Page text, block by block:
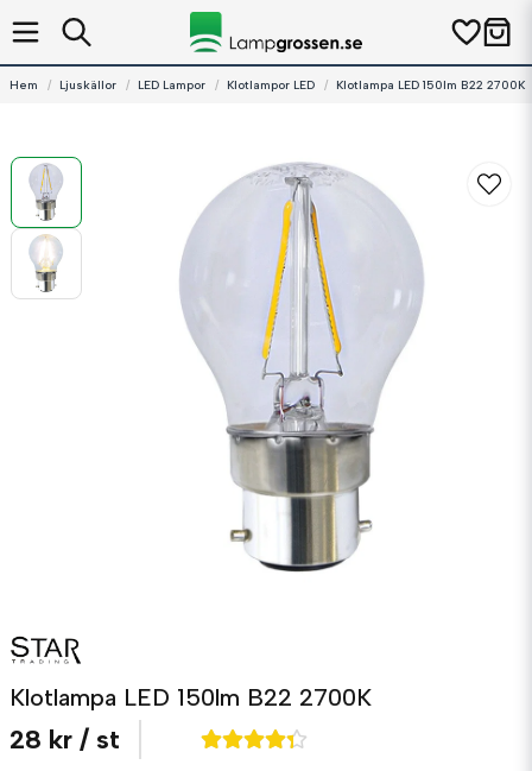
Hem Ljuskällor LED Lampor Klotlampor LED Klotlampa LED 150lm B22 2700K
Klotlampa LED 150lm B22 2700K
28 kr / st